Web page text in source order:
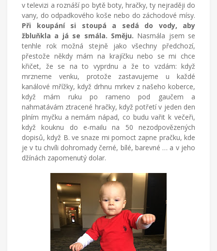
v televizi a roznáší po bytě boty, hračky, ty nejraději do
vany, do odpadkového koše nebo do záchodové mísy.
Při koupání si stoupá a sedá do vody, aby
žbluňkla a já se smála. Směju. Nasmála jsem se
tenhle rok možná stejně jako všechny předchozí,
přestože někdy mám na krajíčku nebo se mi chce
křičet, že se na to vyprdnu a že to vzdám: když
mrzneme venku, protože zastavujeme u každé
kanálové mřížky, když drhnu mrkev z našeho koberce,
když mám ruku po rameno pod gaučem a
nahmatávám ztracené hračky, když potřetí v jeden den
plním myčku a nemám nápad, co budu vařit k večeři,
když kouknu do e-mailu na 50 nezodpovězených
dopisů, když B. ve snaze mi pomoct zapne pračku, kde
je v tu chvíli dohromady černé, bílé, barevné … a v jeho
džínách zapomenutý dolar.